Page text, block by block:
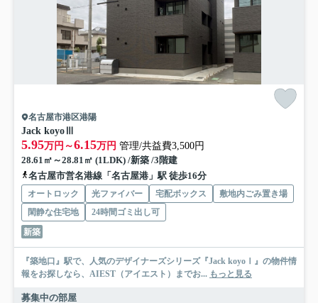
名古屋市港区港陽
Jack koyoⅢ
5.95万円～6.15万円 管理/共益費3,500円
28.61㎡～28.81㎡ (1LDK) /新築 /3階建
名古屋市営名港線「名古屋港」駅 徒歩16分
オートロック 光ファイバー 宅配ボックス
敷地内ごみ置き場
閑静な住宅地
24時間ゴミ出し可
新築
『築地口』駅で、人気のデザイナーズシリーズ『Jack koyoⅠ』の物件情
報をお探しなら、AIEST（アイエスト）までお... もっと見る
募集中の部屋